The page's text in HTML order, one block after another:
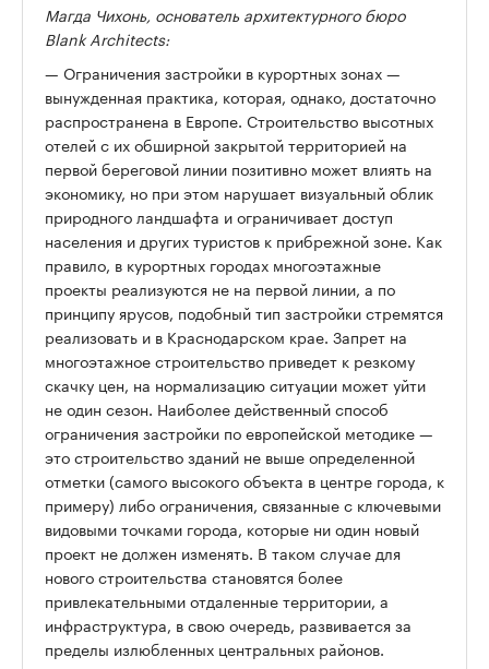
Магда Чихонь, основатель архитектурного бюро
Blank Architects:
— Ограничения застройки в курортных зонах —
вынужденная практика, которая, однако, достаточно
распространена в Европе. Строительство высотных
отелей с их обширной закрытой территорией на
первой береговой линии позитивно может влиять на
экономику, но при этом нарушает визуальный облик
природного ландшафта и ограничивает доступ
населения и других туристов к прибрежной зоне. Как
правило, в курортных городах многоэтажные
проекты реализуются не на первой линии, а по
принципу ярусов, подобный тип застройки стремятся
реализовать и в Краснодарском крае. Запрет на
многоэтажное строительство приведет к резкому
скачку цен, на нормализацию ситуации может уйти
не один сезон. Наиболее действенный способ
ограничения застройки по европейской методике —
это строительство зданий не выше определенной
отметки (самого высокого объекта в центре города, к
примеру) либо ограничения, связанные с ключевыми
видовыми точками города, которые ни один новый
проект не должен изменять. В таком случае для
нового строительства становятся более
привлекательными отдаленные территории, а
инфраструктура, в свою очередь, развивается за
пределы излюбленных центральных районов.